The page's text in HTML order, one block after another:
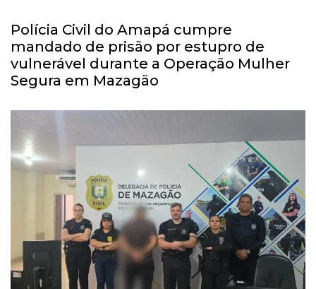
Polícia Civil do Amapá cumpre
mandado de prisão por estupro de
vulnerável durante a Operação Mulher
Segura em Mazagão